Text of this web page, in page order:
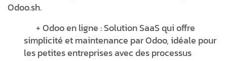
Odoo.sh.
+ Odoo en ligne : Solution SaaS qui offre
simplicité et maintenance par Odoo, idéale pour
les petites entreprises avec des processus